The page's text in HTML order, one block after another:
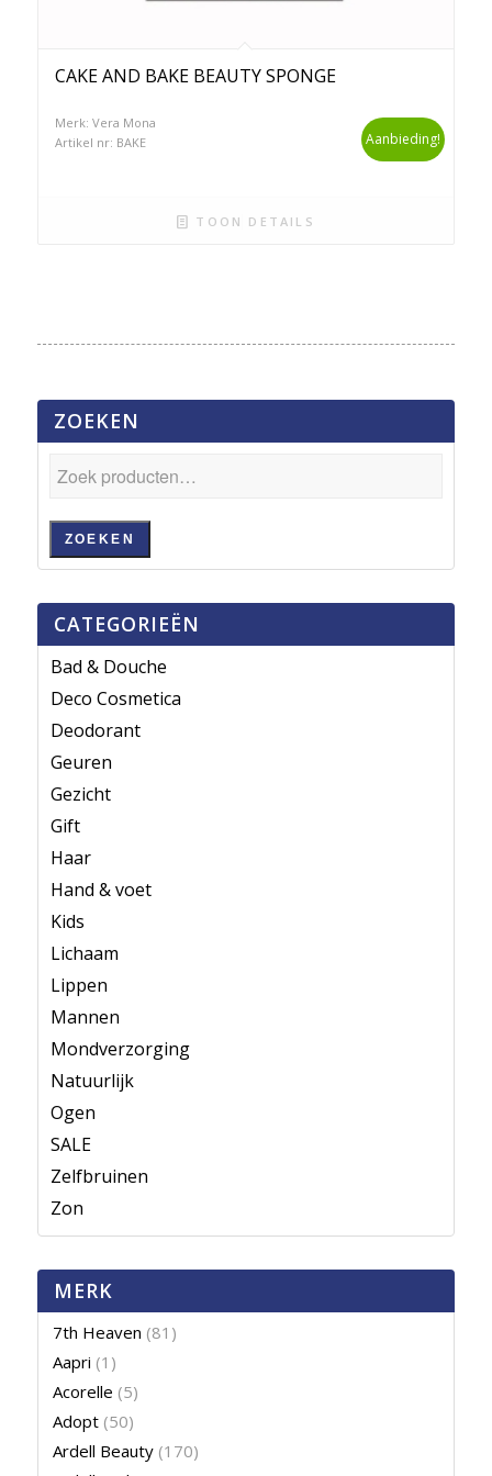
CAKE AND BAKE BEAUTY SPONGE
Merk: Vera Mona
Artikel nr: BAKE
Aanbieding!
TOON DETAILS
ZOEKEN
ZOEKEN
CATEGORIEËN
Bad & Douche
Deco Cosmetica
Deodorant
Geuren
Gezicht
Gift
Haar
Hand & voet
Kids
Lichaam
Lippen
Mannen
Mondverzorging
Natuurlijk
Ogen
SALE
Zelfbruinen
Zon
MERK
7th Heaven (81)
Aapri (1)
Acorelle (5)
Adopt (50)
Ardell Beauty (170)